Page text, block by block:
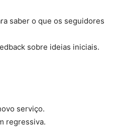
saber o que os seguidores
sobre ideias iniciais.
serviço.
regressiva.